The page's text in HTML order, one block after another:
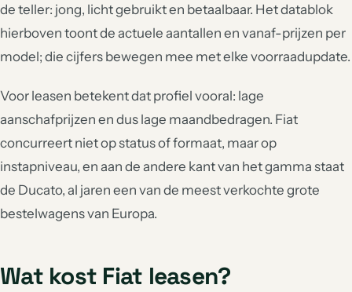
de teller: jong, licht gebruikt en betaalbaar. Het datablok
hierboven toont de actuele aantallen en vanaf-prijzen per
model; die cijfers bewegen mee met elke voorraadupdate.
Voor leasen betekent dat profiel vooral: lage
aanschafprijzen en dus lage maandbedragen. Fiat
concurreert niet op status of formaat, maar op
instapniveau, en aan de andere kant van het gamma staat
de Ducato, al jaren een van de meest verkochte grote
bestelwagens van Europa.
Wat kost Fiat leasen?